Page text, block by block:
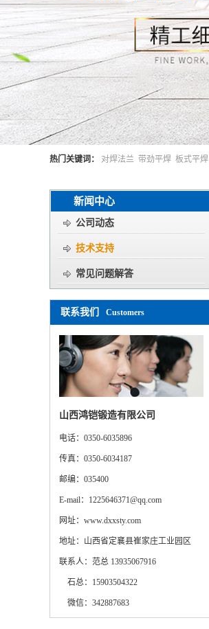
热门关键词： 对焊法兰 带劲平焊 板式平焊
新闻中心
公司动态
技术支持
常见问题解答
联系我们 Customers
山西鸿铠锻造有限公司
电话： 0350-6035896
传真：0350-6034187
邮编：035400
E-mail：1225646371@qq.com
网址：www.dxxsty.com
地址：山西省定襄县崔家庄工业园区
联系人：范总 13935067916
石总：15903504322
微信：342887683